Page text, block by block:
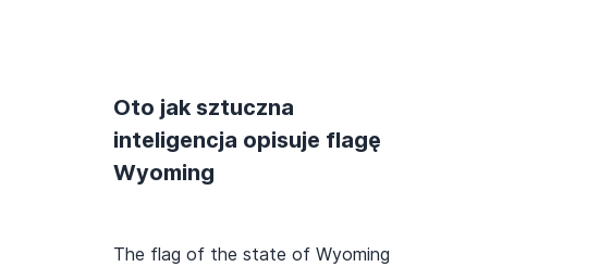
Oto jak sztuczna
inteligencja opisuje flagę
Wyoming
The flag of the state of Wyoming